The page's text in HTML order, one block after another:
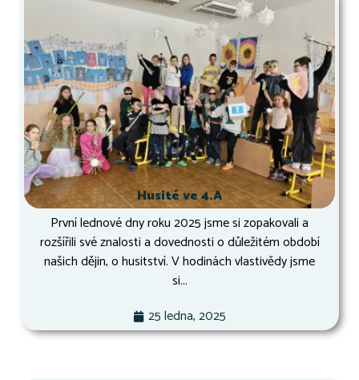
Husité ve 4.A
První lednové dny roku 2025 jsme si zopakovali a
rozšířili své znalosti a dovednosti o důležitém období
našich dějin, o husitství. V hodinách vlastivědy jsme
si...
25 ledna, 2025